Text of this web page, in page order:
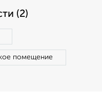
(2)
помещение